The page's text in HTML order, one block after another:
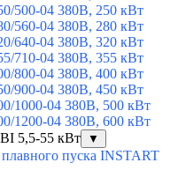
500-04 380В, 250 кВт
560-04 380В, 280 кВт
640-04 380В, 320 кВт
710-04 380В, 355 кВт
800-04 380В, 400 кВт
900-04 380В, 450 кВт
1000-04 380В, 500 кВт
1200-04 380В, 600 кВт
5,5-55 кВт
▼
плавного пуска INSTART